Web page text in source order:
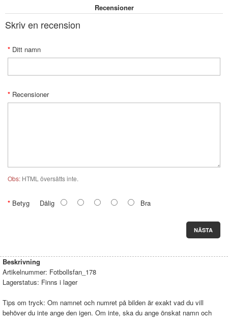
Recensioner
Skriv en recension
Ditt namn
Recensioner
Obs: HTML översätts inte.
Betyg Dålig Bra
NÄSTA
Beskrivning
Artikelnummer: Fotbollsfan_178
Lagerstatus: Finns i lager
Tips om tryck: Om namnet och numret på bilden är exakt vad du vill
behöver du inte ange den igen. Om inte, ska du ange önskat namn och